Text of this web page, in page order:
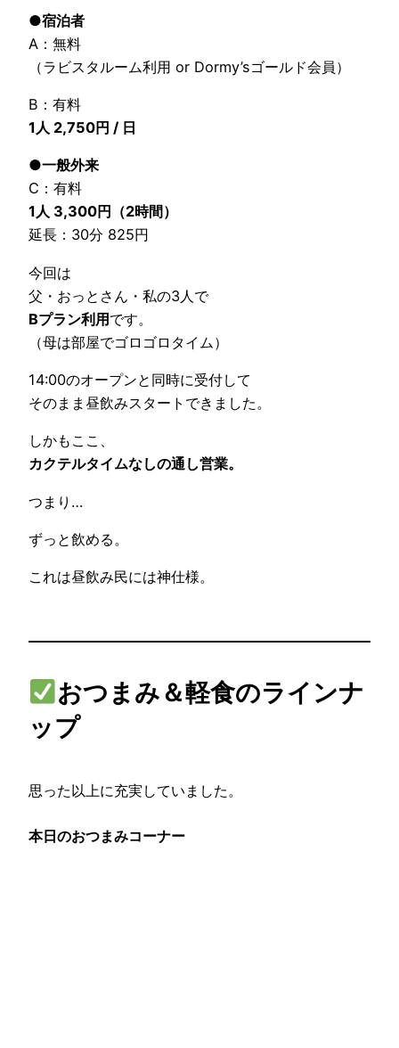
●宿泊者
A：無料
（ラビスタルーム利用 or Dormy’sゴールド会員）
B：有料
1人 2,750円 / 日
●一般外来
C：有料
1人 3,300円（2時間）
延長：30分 825円
今回は
父・おっとさん・私の3人で
Bプラン利用です。
（母は部屋でゴロゴロタイム）
14:00のオープンと同時に受付して
そのまま昼飲みスタートできました。
しかもここ、
カクテルタイムなしの通し営業。
つまり…
ずっと飲める。
これは昼飲み民には神仕様。
おつまみ＆軽食のラインナ
ップ
思った以上に充実していました。
本日のおつまみコーナー